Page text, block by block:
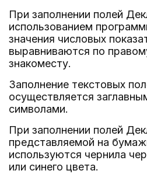
При заполнении полей
использованием
значения числовых
выравниваются по
знакоместу.
Заполнение текстовых
осуществляется
символами.
При заполнении полей
представляемой на
используются чернила
или синего цвета.